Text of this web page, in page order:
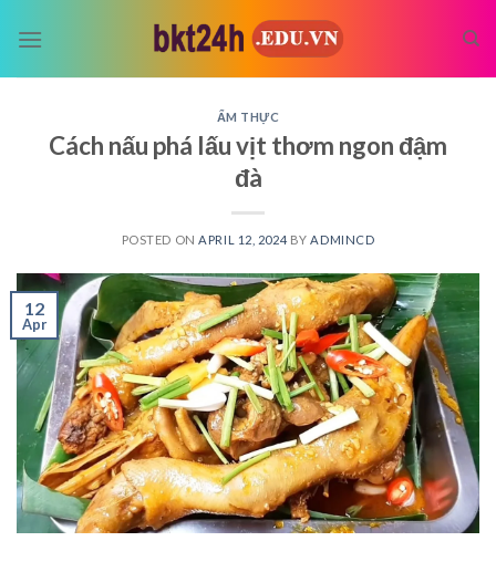
ẨM THỰC
Cách nấu phá lấu vịt thơm ngon đậm
đà
POSTED ON APRIL 12, 2024 BY ADMINCD
12
Apr